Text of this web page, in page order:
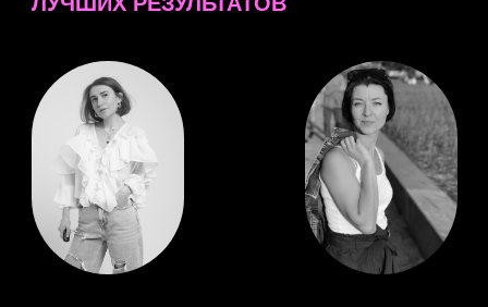
Интернет магазин
Комплексный маркетинг
SEO продвижение
Контекстная реклама